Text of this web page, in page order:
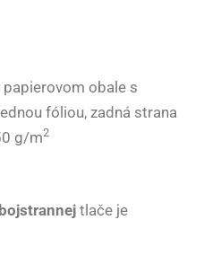
papierovom obale s
fóliou, zadná strana
g/m2
tlače je